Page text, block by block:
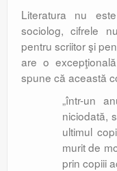
Literatura nu
sociolog, cifrele
pentru scriitor şi
are o
spune că această
„într-un
niciodată,
ultimul
murit de
prin copiii